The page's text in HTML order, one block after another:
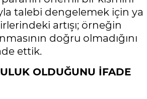
talebi dengelemek için ya
artışı; örneğin
doğru olmadığını
ettik.
OLDUĞUNU İFADE